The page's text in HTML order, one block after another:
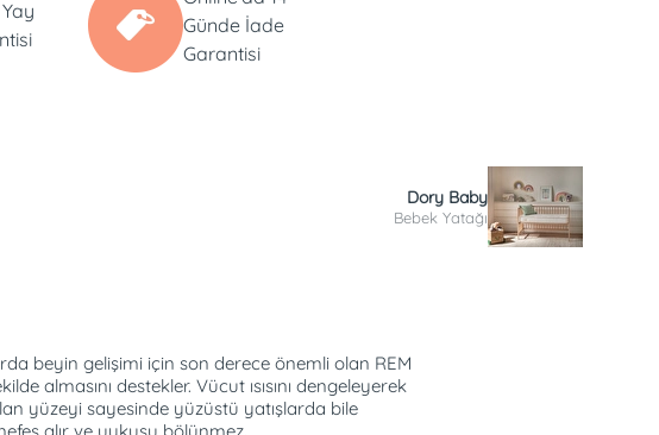
Yay
Günde İade
Garantisi
Dory Baby
Bebek Yatağı
beyin gelişimi için son derece önemli olan REM
almasını destekler. Vücut ısısını dengeleyerek
yüzeyi sayesinde yüzüstü yatışlarda bile